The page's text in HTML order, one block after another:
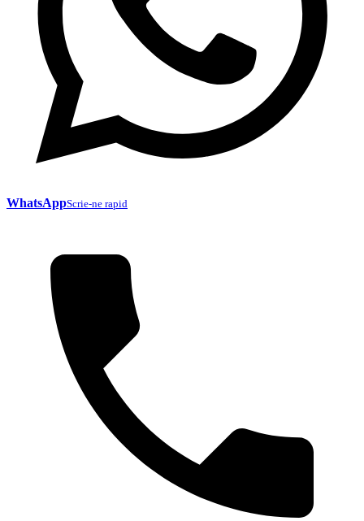
WhatsAppScrie-ne rapid